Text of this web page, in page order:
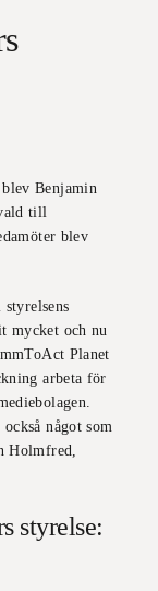
blev Benjamin
till
blev
mycket och nu
Planet
arbeta för
något som
Holmfred,
styrelse: